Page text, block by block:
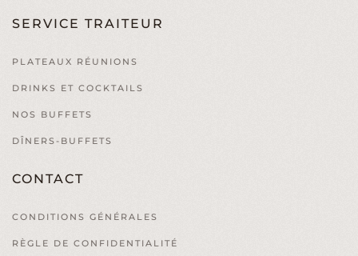
SERVICE TRAITEUR
PLATEAUX RÉUNIONS
DRINKS ET COCKTAILS
NOS BUFFETS
DÎNERS-BUFFETS
CONTACT
CONDITIONS GÉNÉRALES
RÈGLE DE CONFIDENTIALITÉ